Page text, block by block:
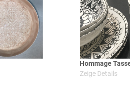
Hommage
Zeige Details